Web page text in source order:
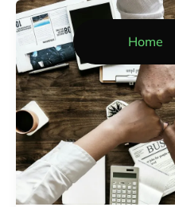
Skip
content
Home